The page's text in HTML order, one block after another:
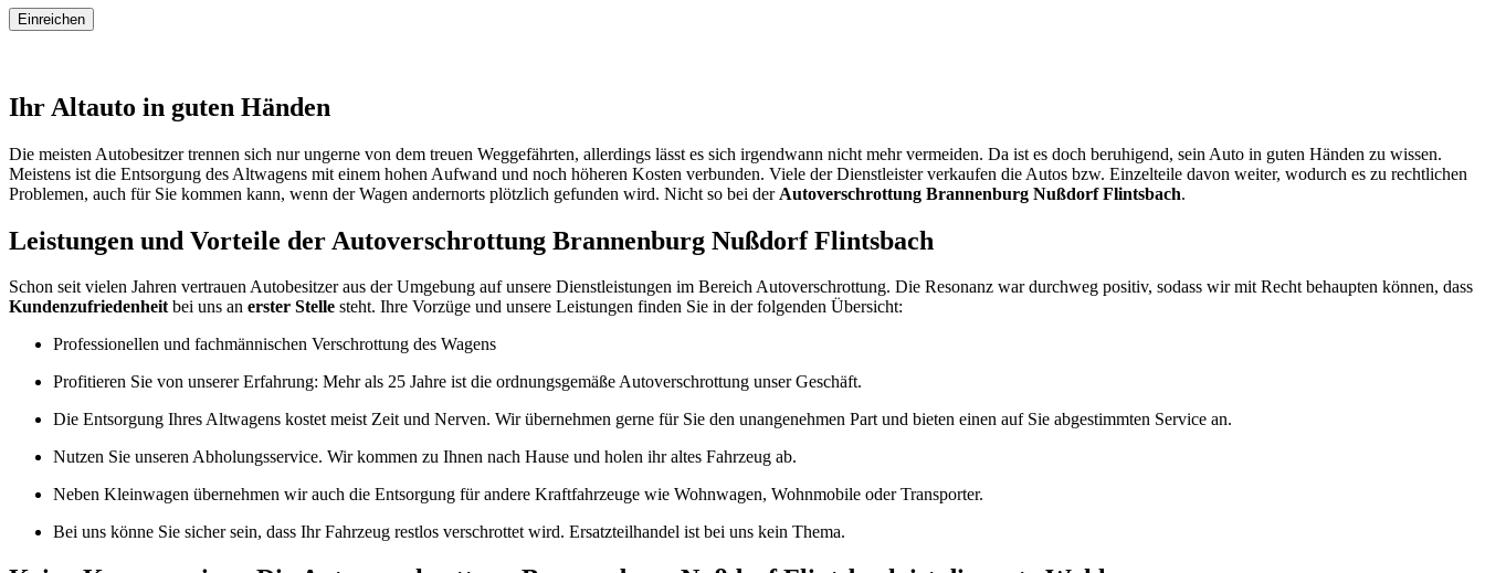
Einreichen
Ihr Altauto in guten Händen
Die meisten Autobesitzer trennen sich nur ungerne von dem treuen Weggefährten, allerdings lässt es sich irgendwann nicht mehr vermeiden. Da ist es doch beruhigend, sein Auto in guten Händen zu wissen.
Meistens ist die Entsorgung des Altwagens mit einem hohen Aufwand und noch höheren Kosten verbunden. Viele der Dienstleister verkaufen die Autos bzw. Einzelteile davon weiter, wodurch es zu rechtlichen
Problemen, auch für Sie kommen kann, wenn der Wagen andernorts plötzlich gefunden wird. Nicht so bei der Autoverschrottung Brannenburg Nußdorf Flintsbach.
Leistungen und Vorteile der Autoverschrottung Brannenburg Nußdorf Flintsbach
Schon seit vielen Jahren vertrauen Autobesitzer aus der Umgebung auf unsere Dienstleistungen im Bereich Autoverschrottung. Die Resonanz war durchweg positiv, sodass wir mit Recht behaupten können, dass
Kundenzufriedenheitbei uns an erster Stelle steht. Ihre Vorzüge und unsere Leistungen finden Sie in der folgenden Übersicht:
Professionellen und fachmännischen Verschrottung des Wagens
Profitieren Sie von unserer Erfahrung: Mehr als 25 Jahre ist die ordnungsgemäße Autoverschrottung unser Geschäft.
Die Entsorgung Ihres Altwagens kostet meist Zeit und Nerven. Wir übernehmen gerne für Sie den unangenehmen Part und bieten einen auf Sie abgestimmten Service an.
Nutzen Sie unseren Abholungsservice. Wir kommen zu Ihnen nach Hause und holen ihr altes Fahrzeug ab.
Neben Kleinwagen übernehmen wir auch die Entsorgung für andere Kraftfahrzeuge wie Wohnwagen, Wohnmobile oder Transporter.
Bei uns könne Sie sicher sein, dass Ihr Fahrzeug restlos verschrottet wird. Ersatzteilhandel ist bei uns kein Thema.